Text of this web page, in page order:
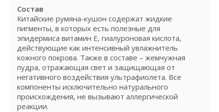
Состав
Китайские румяна-кушон содержат жидкие
пигменты, в которых есть полезные для
эпидермиса витамин Е, гиалуроновая кислота,
действующие как интенсивный увлажнитель
кожного покрова. Также в составе – жемчужная
пудра, отражающая свет и защищающая от
негативного воздействия ультрафиолета. Все
компоненты исключительно натурального
происхождения, не вызывают аллергической
реакции.